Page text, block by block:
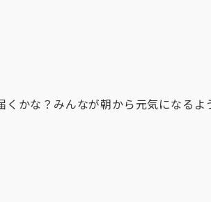
かな？みんなが朝から元気になるよ